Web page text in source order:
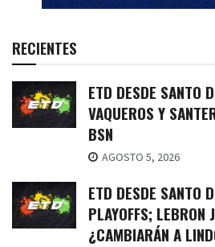
RECIENTES
ETD DESDE SANTO
VAQUEROS Y
BSN
AGOSTO 5, 2026
ETD DESDE SANTO
PLAYOFFS; LEBRON
¿CAMBIARÁN A